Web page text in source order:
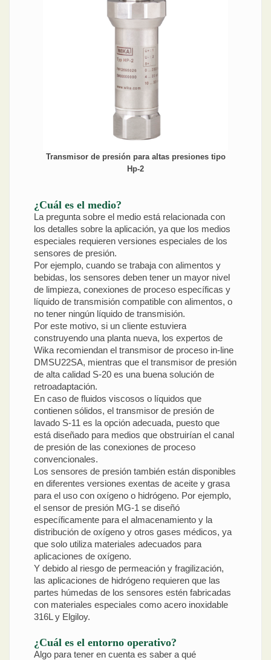
Transmisor de presión para altas presiones tipo
Hp-2
¿Cuál es el medio?
La pregunta sobre el medio está relacionada con
los detalles sobre la aplicación, ya que los medios
especiales requieren versiones especiales de los
sensores de presión.
Por ejemplo, cuando se trabaja con alimentos y
bebidas, los sensores deben tener un mayor nivel
de limpieza, conexiones de proceso específicas y
líquido de transmisión compatible con alimentos, o
no tener ningún líquido de transmisión.
Por este motivo, si un cliente estuviera
construyendo una planta nueva, los expertos de
Wika recomiendan el transmisor de proceso in-line
DMSU22SA, mientras que el transmisor de presión
de alta calidad S-20 es una buena solución de
retroadaptación.
En caso de fluidos viscosos o líquidos que
contienen sólidos, el transmisor de presión de
lavado S-11 es la opción adecuada, puesto que
está diseñado para medios que obstruirían el canal
de presión de las conexiones de proceso
convencionales.
Los sensores de presión también están disponibles
en diferentes versiones exentas de aceite y grasa
para el uso con oxígeno o hidrógeno. Por ejemplo,
el sensor de presión MG-1 se diseñó
específicamente para el almacenamiento y la
distribución de oxígeno y otros gases médicos, ya
que solo utiliza materiales adecuados para
aplicaciones de oxígeno.
Y debido al riesgo de permeación y fragilización,
las aplicaciones de hidrógeno requieren que las
partes húmedas de los sensores estén fabricadas
con materiales especiales como acero inoxidable
316L y Elgiloy.
¿Cuál es el entorno operativo?
Algo para tener en cuenta es saber a qué